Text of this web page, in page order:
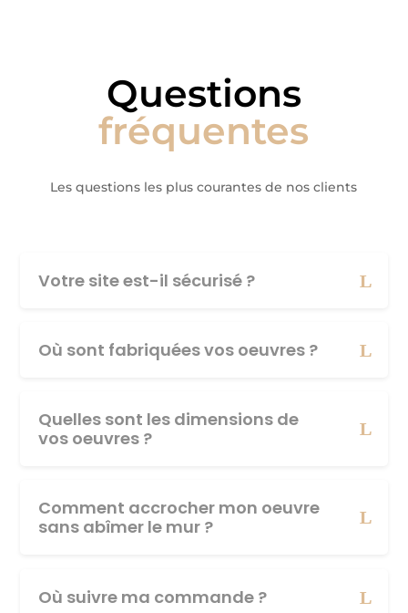
Questions
fréquentes
Les questions les plus courantes de nos clients
Votre site est-il sécurisé ?
Où sont fabriquées vos oeuvres ?
Quelles sont les dimensions de
vos oeuvres ?
Comment accrocher mon oeuvre
sans abîmer le mur ?
Où suivre ma commande ?